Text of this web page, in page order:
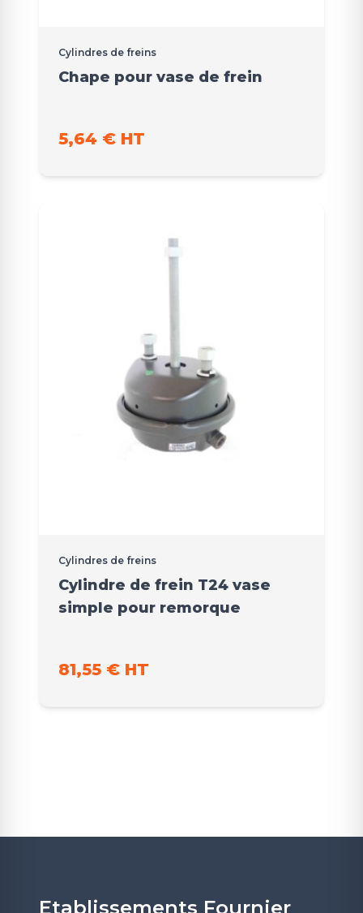
Cylindres de freins
Chape pour vase de frein
5,64 € HT
Cylindres de freins
Cylindre de frein T24 vase
simple pour remorque
81,55 € HT
Etablissements Fournier